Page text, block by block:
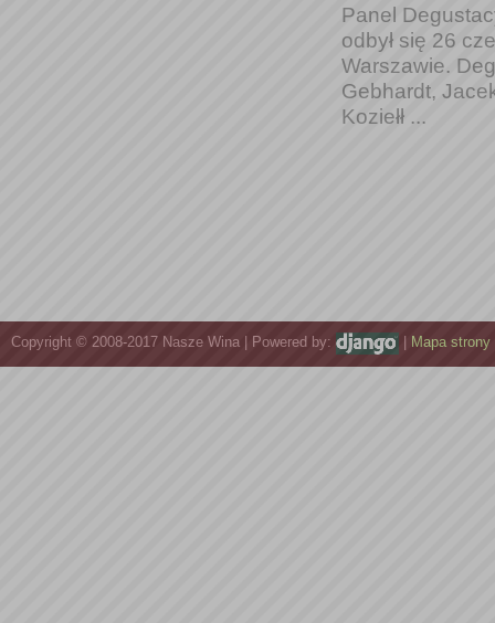
Panel
odbył się 26
Warszawie.
Gebhardt,
Koziełł ...
Copyright © 2008-2017 Nasze Wina | Powered by: Mapa strony